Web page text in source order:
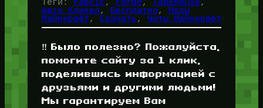
Теги: Fabric, Forge, TapeMouse
Авто Кликер, Бесплатно,
Моды
Майнкрафт, Скачать, Читы Майнкрафт
‼️ Было полезно? Пожалуйста,
помогите сайту за 1 клик,
поделившись информацией с
друзьями и другими людьми!
Мы гарантируем Вам